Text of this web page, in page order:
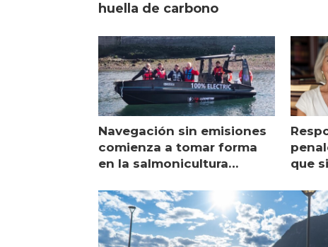
huella de carbono
Navegación sin emisiones
comienza a tomar forma
en la salmonicultura
que